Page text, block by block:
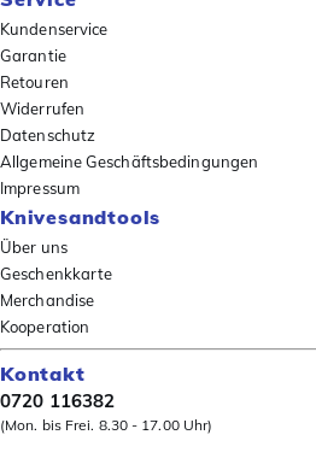
Kundenservice
Garantie
Retouren
Widerrufen
Datenschutz
Allgemeine Geschäftsbedingungen
Impressum
Knivesandtools
Über uns
Geschenkkarte
Merchandise
Kooperation
Kontakt
0720 116382
(Mon. bis Frei. 8.30 - 17.00 Uhr)